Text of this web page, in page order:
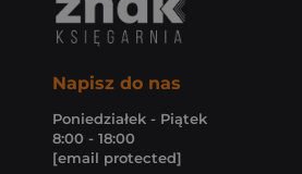
Napisz do nas
Poniedziałek - Piątek
8:00 - 18:00
[email protected]